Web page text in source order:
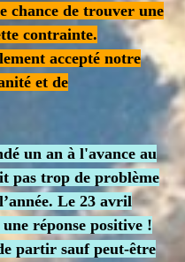
chance de trouver une
contrainte.
accepté notre
et de
un an à l'avance au
pas trop de problème
Le 23 avril
réponse positive !
partir sauf peut-être